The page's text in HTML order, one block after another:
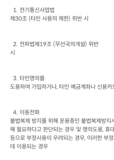
  1.
전기통신사업법
제 30조 (타인 사용의 제한) 위반 시
  2.
전파법제 19조 (무선국의개설) 위반
시
  3.
타인명의를
도용하여 가입하거나, 타인 예금계좌나 신용
  4.
이동전화
불법복제 방지를 위해 운용중인 불법복제방
해 필요하다고 판단되는 경우 및 명의도용, 휴
등으로 부정사용이 우려되는 경우, 이러한 부
데 이용되는 경우